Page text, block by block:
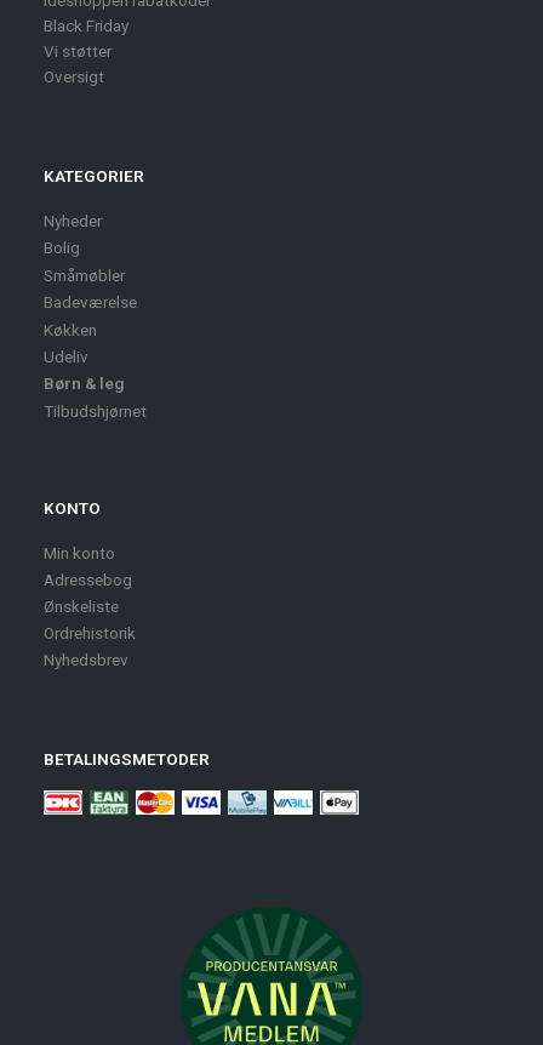
Black Friday
Vi støtter
Oversigt
KATEGORIER
Nyheder
Bolig
Småmøbler
Badeværelse
Køkken
Udeliv
Børn & leg
Tilbudshjørnet
KONTO
Min konto
Adressebog
Ønskeliste
Ordrehistorik
Nyhedsbrev
BETALINGSMETODER